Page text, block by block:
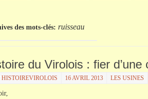
des mots-clés: ruisseau
du Virolois : fier d’une
HISTOIREVIROLOIS 16 AVRIL 2013 LES USINES